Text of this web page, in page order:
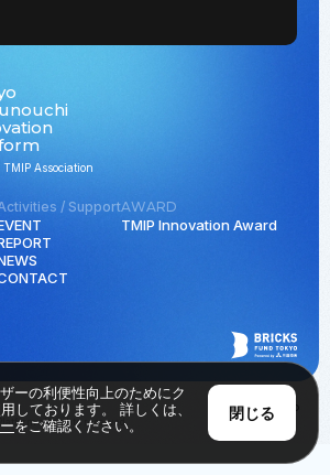
Association
/ SupportAWARD
TMIP Innovation Award
all rights reserved.
Back to Top
ーの利便性向上のためにク
しております。 詳しくは、
をご確認ください。
閉じる